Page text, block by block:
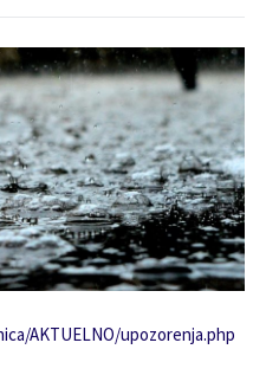
AKTUELNO/upozorenja.php